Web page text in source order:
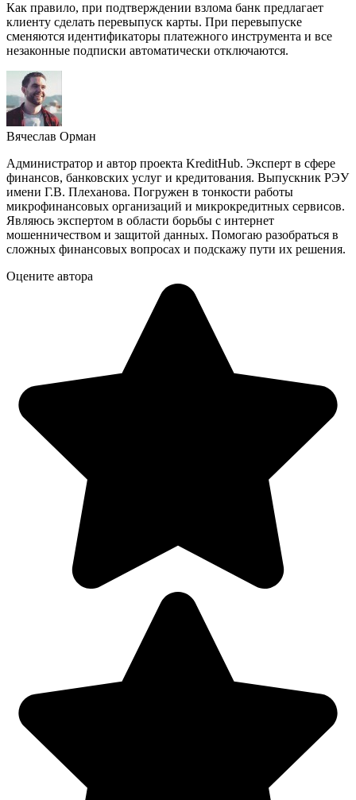
Как правило, при подтверждении взлома банк предлагает
клиенту сделать перевыпуск карты. При перевыпуске
сменяются идентификаторы платежного инструмента и все
незаконные подписки автоматически отключаются.
Вячеслав Орман
Администратор и автор проекта KreditHub. Эксперт в сфере
финансов, банковских услуг и кредитования. Выпускник РЭУ
имени Г.В. Плеханова. Погружен в тонкости работы
микрофинансовых организаций и микрокредитных сервисов.
Являюсь экспертом в области борьбы с интернет
мошенничеством и защитой данных. Помогаю разобраться в
сложных финансовых вопросах и подскажу пути их решения.
Оцените автора